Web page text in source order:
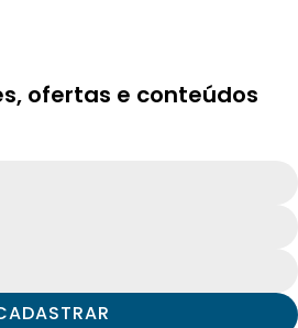
ofertas e conteúdos